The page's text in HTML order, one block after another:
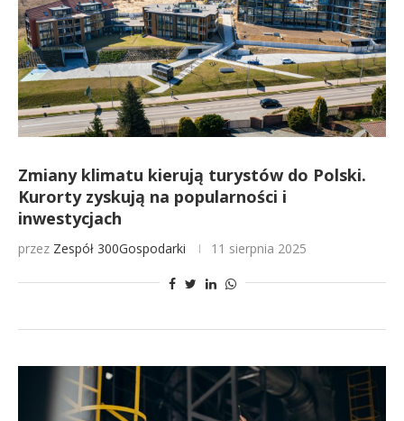
Zmiany klimatu kierują turystów do Polski.
Kurorty zyskują na popularności i
inwestycjach
przez Zespół 300Gospodarki 11 sierpnia 2025